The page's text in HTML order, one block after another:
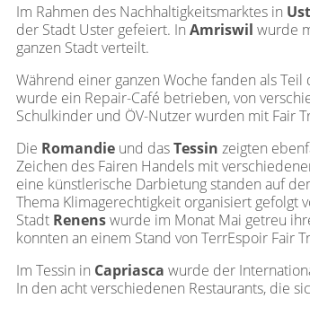
Im Rahmen des Nachhaltigkeitsmarktes in
der Stadt Uster gefeiert. In Amriswil wurde
ganzen Stadt verteilt.
Während einer ganzen Woche fanden als
wurde ein Repair-Café betrieben, von
Schulkinder und ÖV-Nutzer wurden mit Fair
Die Romandie und dasTessin zeigten
Zeichen des Fairen Handels mit
eine künstlerische Darbietung standen auf
Thema Klimagerechtigkeit organisiert
Stadt Renenswurde im Monat Mai getreu
konnten an einem Stand von TerrEspoir Fair
Im Tessin in Capriasca wurde der
In den acht verschiedenen Restaurants, die